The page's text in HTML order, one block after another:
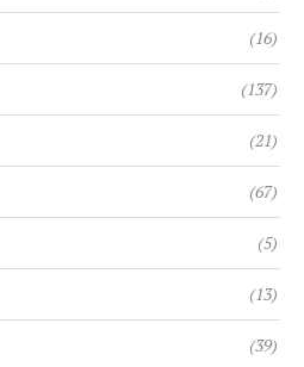
(16)
(137)
(21)
(67)
(5)
(13)
(39)